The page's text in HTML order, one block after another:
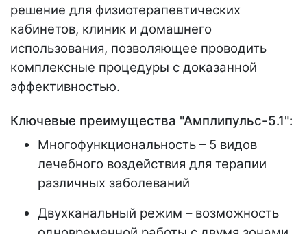
решение для физиотерапевтических
кабинетов, клиник и домашнего
использования, позволяющее проводить
комплексные процедуры с доказанной
эффективностью.
Ключевые преимущества "Амплипульс-5.1":
Многофункциональность – 5 видов
лечебного воздействия для терапии
различных заболеваний
Двухканальный режим – возможность